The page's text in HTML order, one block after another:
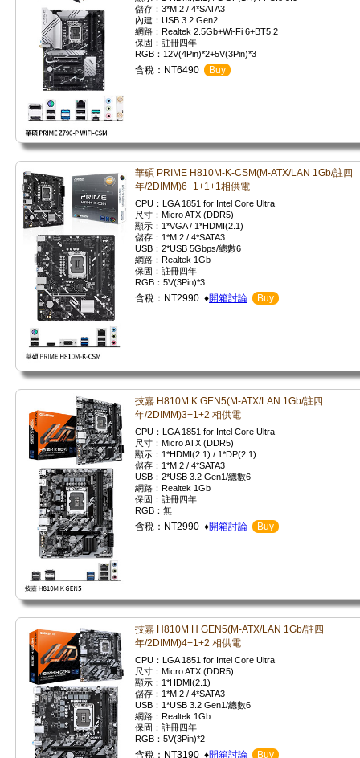
儲存：3*M.2 / 4*SATA3
內建：USB 3.2 Gen2
網路：Realtek 2.5Gb+Wi-Fi 6+BT5.2
保固：註冊四年
RGB：12V(4Pin)*2+5V(3Pin)*3
含稅：NT6490 Buy
華碩 PRIME H810M-K-CSM(M-ATX/LAN 1Gb/註四
年/2DIMM)6+1+1+1相供電
CPU：LGA 1851 for Intel Core Ultra
尺寸：Micro ATX (DDR5)
顯示：1*VGA / 1*HDMI(2.1)
儲存：1*M.2 / 4*SATA3
USB：2*USB 5Gbps/總數6
網路：Realtek 1Gb
保固：註冊四年
RGB：5V(3Pin)*3
含稅：NT2990 ♦開箱討論 Buy
技嘉 H810M K GEN5(M-ATX/LAN 1Gb/註四
年/2DIMM)3+1+2 相供電
CPU：LGA 1851 for Intel Core Ultra
尺寸：Micro ATX (DDR5)
顯示：1*HDMI(2.1) / 1*DP(2.1)
儲存：1*M.2 / 4*SATA3
USB：2*USB 3.2 Gen1/總數6
網路：Realtek 1Gb
保固：註冊四年
RGB：無
含稅：NT2990 ♦開箱討論 Buy
技嘉 H810M H GEN5(M-ATX/LAN 1Gb/註四
年/2DIMM)4+1+2 相供電
CPU：LGA 1851 for Intel Core Ultra
尺寸：Micro ATX (DDR5)
顯示：1*HDMI(2.1)
儲存：1*M.2 / 4*SATA3
USB：1*USB 3.2 Gen1/總數6
網路：Realtek 1Gb
保固：註冊四年
RGB：5V(3Pin)*2
含稅：NT3190 ♦開箱討論 Buy